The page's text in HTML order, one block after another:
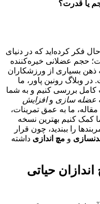
یا قدرت؟
حال فکر کرده‌اید که در دنیای
حجم عضلانی خیره‌کننده
بسیاری از ورزشکاران
وبلاگ رونین پاور، ما
کامل بررسی کنیم و به شما
عضله سازی وافزایش
ما به عمق تمرینات،
کمک کنیم بهترین نسخه
را ببندید، چون قرار
و مچ اندازی داشته
حیاتی